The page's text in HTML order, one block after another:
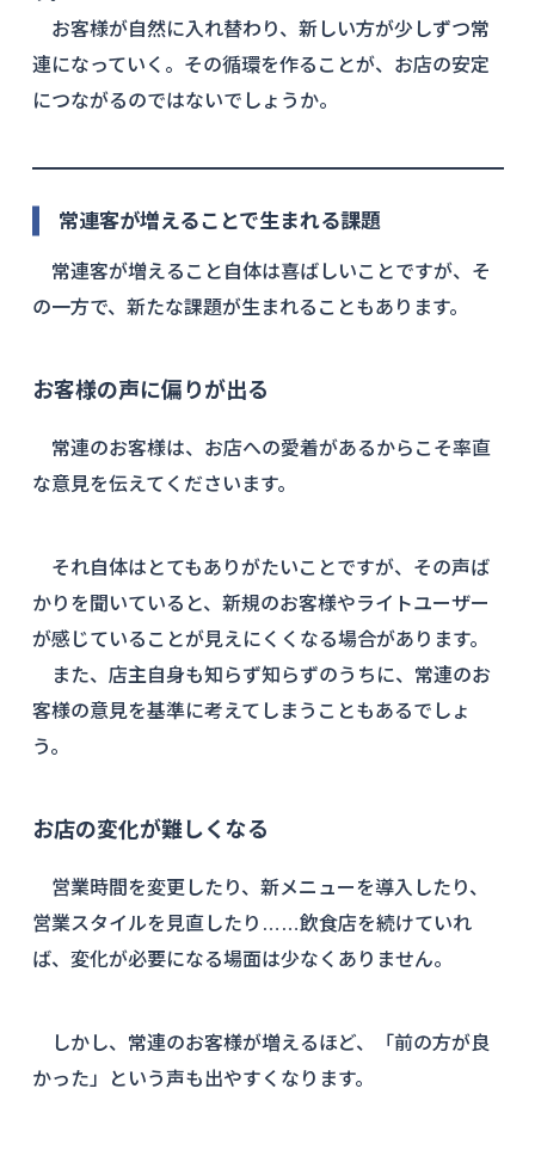
お客様が自然に入れ替わり、新しい方が少しずつ常
連になっていく。その循環を作ることが、お店の安定
につながるのではないでしょうか。
常連客が増えることで生まれる課題
常連客が増えること自体は喜ばしいことですが、そ
の一方で、新たな課題が生まれることもあります。
お客様の声に偏りが出る
常連のお客様は、お店への愛着があるからこそ率直
な意見を伝えてくださいます。
それ自体はとてもありがたいことですが、その声ば
かりを聞いていると、新規のお客様やライトユーザー
が感じていることが見えにくくなる場合があります。
また、店主自身も知らず知らずのうちに、常連のお
客様の意見を基準に考えてしまうこともあるでしょ
う。
お店の変化が難しくなる
営業時間を変更したり、新メニューを導入したり、
営業スタイルを見直したり……飲食店を続けていれ
ば、変化が必要になる場面は少なくありません。
しかし、常連のお客様が増えるほど、「前の方が良
かった」という声も出やすくなります。